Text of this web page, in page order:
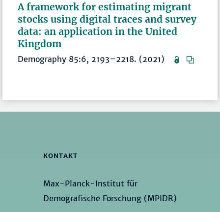
A framework for estimating migrant
stocks using digital traces and survey
data: an application in the United
Kingdom
Demography 85:6, 2193–2218. (2021)
KONTAKT
Max-Planck-Institut für
Demografische Forschung (MPIDR)